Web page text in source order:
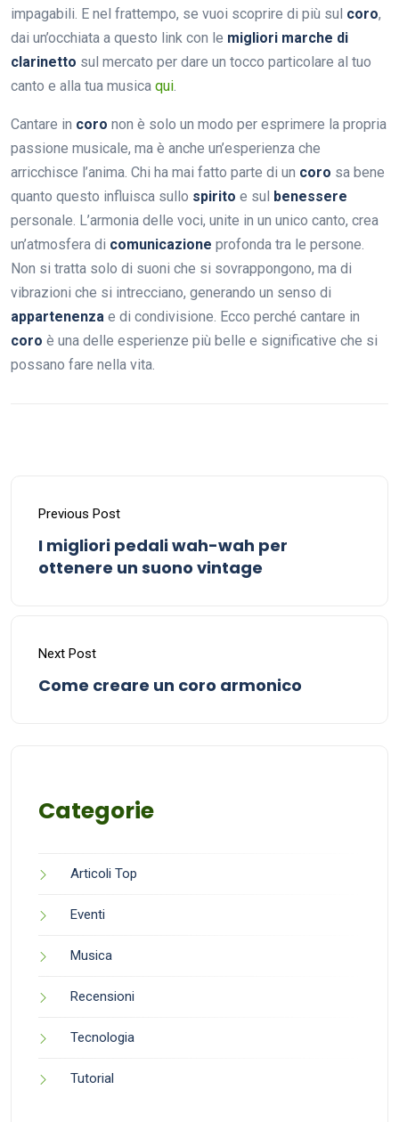
impagabili. E nel frattempo, se vuoi scoprire di più sul coro,
dai un’occhiata a questo link con le migliori marche di
clarinetto sul mercato per dare un tocco particolare al tuo
canto e alla tua musica qui
Cantare in coro non è solo un modo per esprimere la propria
passione musicale, ma è anche un’esperienza che
arricchisce l’anima. Chi ha mai fatto parte di un coro sa bene
quanto questo influisca sullo spirito e sul benessere
personale. L’armonia delle voci, unite in un unico canto, crea
un’atmosfera di comunicazione profonda tra le persone.
Non si tratta solo di suoni che si sovrappongono, ma di
vibrazioni che si intrecciano, generando un senso di
appartenenza e di condivisione. Ecco perché cantare in
coro è una delle esperienze più belle e significative che si
possano fare nella vita.
Previous Post
I migliori pedali wah-wah per
ottenere un suono vintage
Next Post
Come creare un coro armonico
Categorie
Articoli Top
Eventi
Musica
Recensioni
Tecnologia
Tutorial